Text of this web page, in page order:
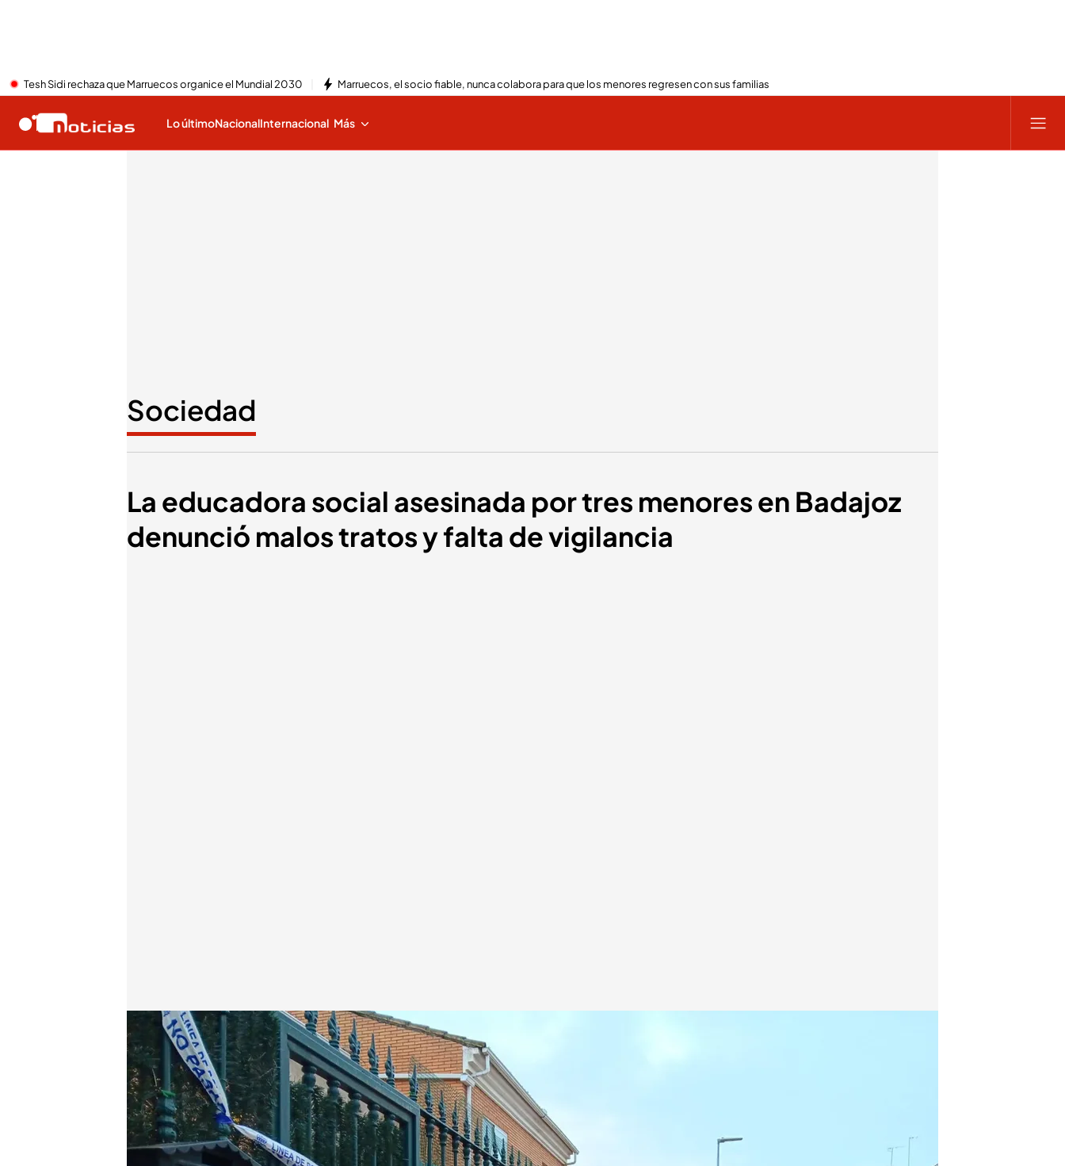
Tesh Sidi rechaza que Marruecos organice el Mundial 2030 Marruecos, el socio fiable, nunca colabora para que los menores regresen con sus familias
Lo últimoNacionalInternacional Más
Sociedad
La educadora social asesinada por tres menores en Badajoz
denunció malos tratos y falta de vigilancia
Tres menores matan a una educadora social en Badajoz.Imagen: Andrés López
Redacción digital Noticias Cuatro Agencia EFE
10 MAR 2025 - 17:17h.
Los tres arrestados escaparon en el coche de la víctima y tuvieron un
accidente a la altura de Lobón